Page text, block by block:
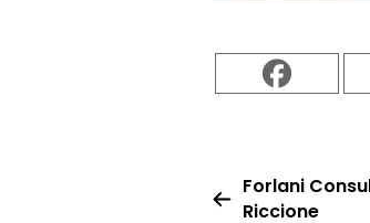
Forlani
Riccione